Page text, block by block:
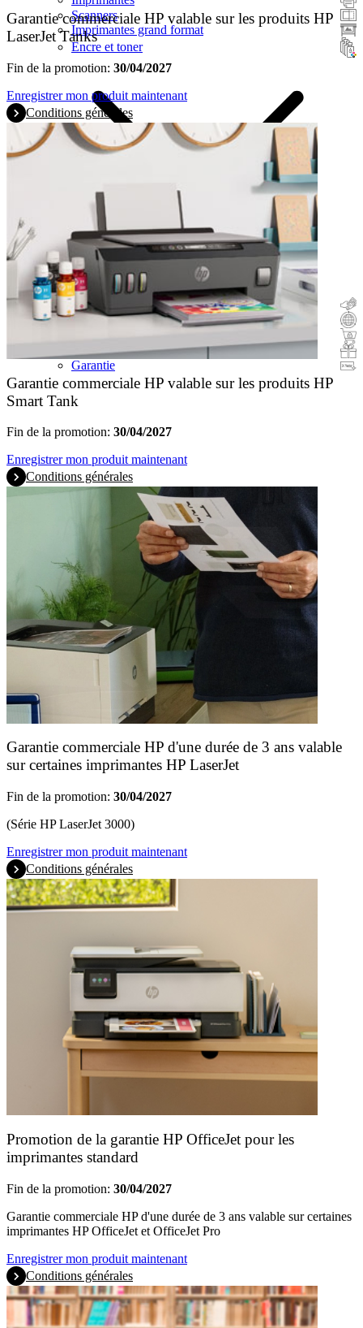
Scanners
Imprimantes grand format
Encre et toner
Remboursement
Reprise
Cadeau avec l'achat
Garantie
Garantie commerciale HP valable sur les produits HP
LaserJet Tanks
Fin de la promotion: 30/04/2027
Enregistrer mon produit maintenant
Conditions générales
Garantie commerciale HP valable sur les produits HP
Smart Tank
Fin de la promotion: 30/04/2027
Enregistrer mon produit maintenant
Conditions générales
Garantie commerciale HP d'une durée de 3 ans valable
sur certaines imprimantes HP LaserJet
Fin de la promotion: 30/04/2027
(Série HP LaserJet 3000)
Enregistrer mon produit maintenant
Conditions générales
Promotion de la garantie HP OfficeJet pour les
imprimantes standard
Fin de la promotion: 30/04/2027
Garantie commerciale HP d'une durée de 3 ans valable sur certaines
imprimantes HP OfficeJet et OfficeJet Pro
Enregistrer mon produit maintenant
Conditions générales